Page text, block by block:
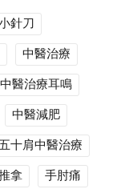
針刀
中醫治療
中醫治療耳鳴
中醫減肥
十肩中醫治療
拿
手肘痛